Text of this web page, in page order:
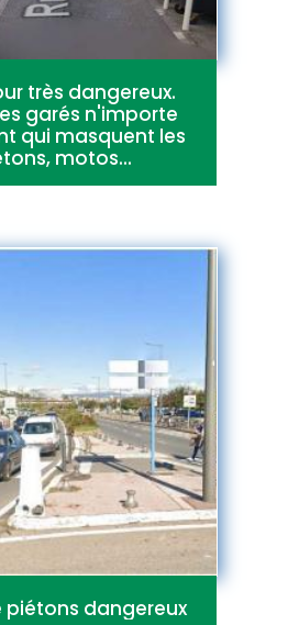
très dangereux.
garés n'importe
qui masquent les
motos...
piétons dangereux